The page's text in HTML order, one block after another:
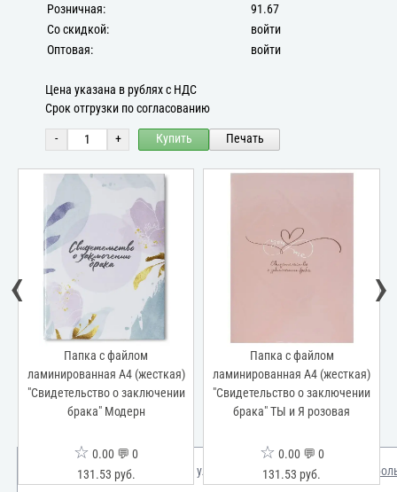
Розничная:
91.67
Со скидкой:
войти
Оптовая:
войти
Цена указана в рублях с НДС
Срок отгрузки по согласованию
- + Купить Печать
Папка с файлом
ламинированная А4 (жесткая)
"Свидетельство о заключении
брака" Модерн
☆ 0.00 💬 0
131.53 руб.
Папка с файлом
ламинированная А4 (жесткая)
"Свидетельство о заключении
брака" ТЫ и Я розовая
☆ 0.00 💬 0
131.53 руб.
‹ ›
Мы используем куки для улучшения вашего опыта. Узнать